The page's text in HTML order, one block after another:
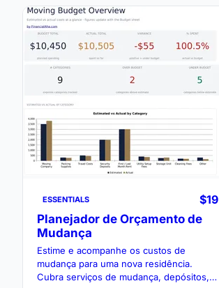
ESSENTIALS
$19
Planejador de Orçamento de
Mudança
Estime e acompanhe os custos de
mudança para uma nova residência.
Cubra serviços de mudança, depósitos,